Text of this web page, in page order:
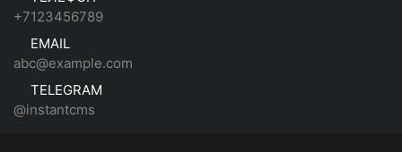
+7123456789
EMAIL
abc@example.com
TELEGRAM
@instantcms